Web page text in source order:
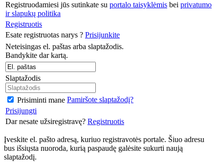
Registruodamiesi jūs sutinkate su portalo taisyklėmis bei privatumo
ir slapukų politika
Registruotis
Esate registruotas narys ? Prisijunkite
Neteisingas el. paštas arba slaptažodis.
Bandykite dar kartą.
Slaptažodis
Prisiminti mane Pamiršote slaptažodį?
Prisijungti
Dar nesate užsiregistravę? Registruotis
Įveskite el. pašto adresą, kuriuo registravotės portale. Šiuo adresu
bus išsiųsta nuoroda, kurią paspaudę galėsite sukurti naują
slaptažodį.